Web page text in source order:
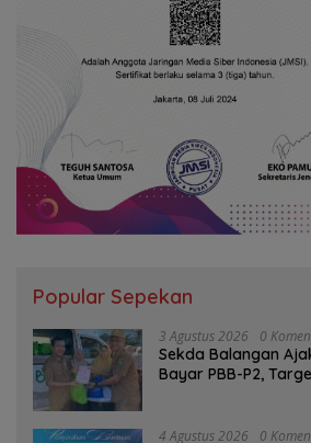
Popular Sepekan
3 Agustus 2026 0
Sekda Balangan
Bayar PBB-P2,
4 Agustus 2026 0